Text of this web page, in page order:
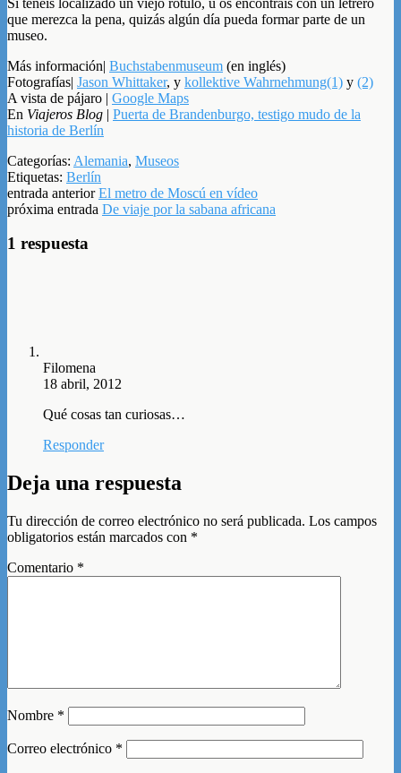
que merezca la pena, quizás algún día pueda formar parte de un
museo.
Más información| Buchstabenmuseum (en inglés)
Fotografías| Jason Whittaker, y kollektive Wahrnehmung(1) y (2)
A vista de pájaro | Google Maps
En Viajeros Blog | Puerta de Brandenburgo, testigo mudo de la
historia de Berlín
Categorías: Alemania, Museos
Etiquetas: Berlín
entrada anteriorEl metro de Moscú en vídeo
próxima entrada De viaje por la sabana africana
1 respuesta
Filomena
18 abril, 2012
Qué cosas tan curiosas…
Responder
Deja una respuesta
Tu dirección de correo electrónico no será publicada. Los campos
obligatorios están marcados con *
Comentario *
Nombre *
Correo electrónico *